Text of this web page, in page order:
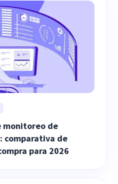
monitoreo de
comparativa de
para 2026